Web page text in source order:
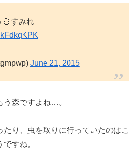
🍜すみれ
June 21, 2015
う森ですよね…。
たり、虫を取りに行っていたのはこ
すね。